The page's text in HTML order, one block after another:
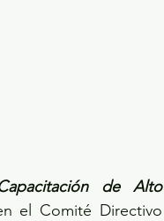
de Alto
el Comité Directivo